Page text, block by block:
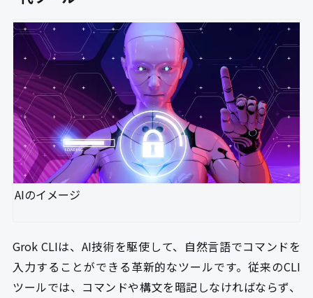
AIのイメージ
Grok CLIは、AI技術を駆使して、自然言語でコマンドを
入力することができる革新的なツールです。従来のCLI
ツールでは、コマンドや構文を暗記しなければならず、